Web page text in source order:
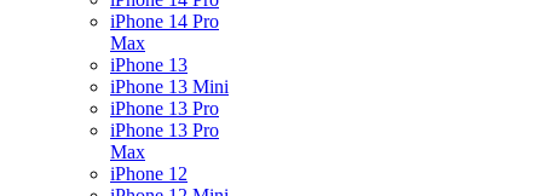
iPhone 14 Pro
Max
iPhone 13
iPhone 13 Mini
iPhone 13 Pro
iPhone 13 Pro
Max
iPhone 12